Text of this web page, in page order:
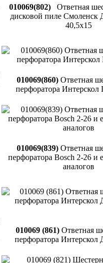
010069(802) Ответная
дисковой пиле
40,5х15
010069(860) Ответная
перфоратора
010069(839)Ответная
перфоратора Bosch 2-26 и
аналогов
010069 (861)Ответная
перфоратора Интерскол